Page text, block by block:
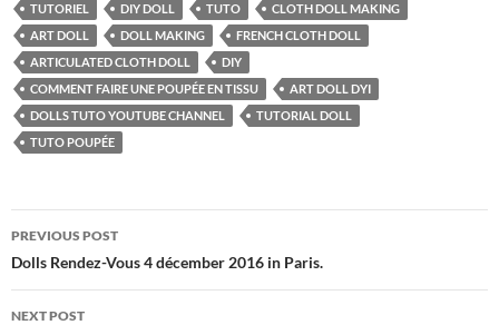
TUTORIEL DIY DOLL TUTO
CLOTH DOLL MAKING
ART DOLL
DOLL MAKING
FRENCH CLOTH DOLL
ARTICULATED CLOTH DOLL
DIY
COMMENT FAIRE UNE POUPÉE EN TISSU
ART DOLL DYI
DOLLS TUTO YOUTUBE CHANNEL
TUTORIAL DOLL
TUTO POUPÉE
Post
navigation
PREVIOUS POST
Dolls Rendez-Vous 4 décember 2016 in Paris.
NEXT POST